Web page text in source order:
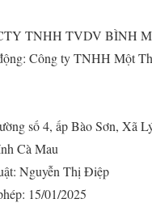
TNHH TVDV BÌNH
Công ty TNHH Một
số 4, ấp Bào Sơn, Xã
Cà Mau
Nguyễn Thị Điệp
15/01/2025